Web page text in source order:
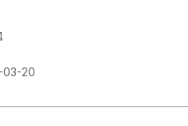
03-20